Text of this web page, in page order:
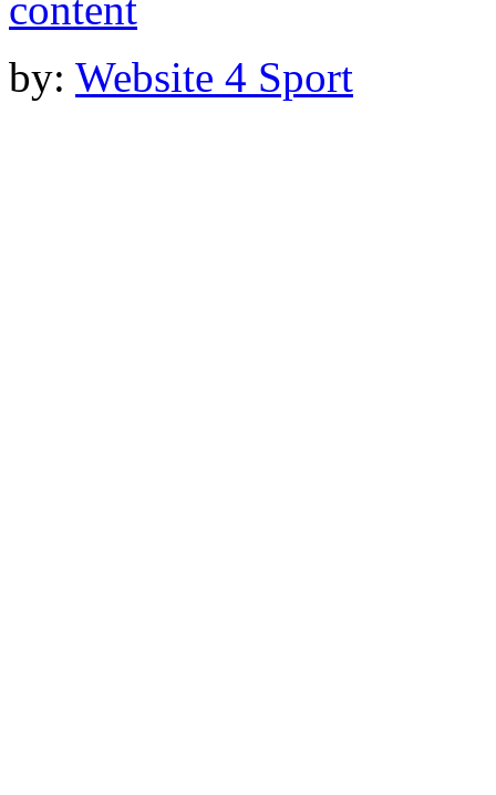
by: Website 4 Sport